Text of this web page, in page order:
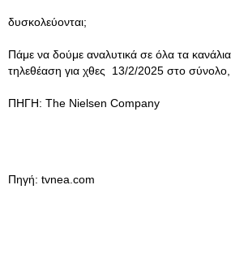
δυσκολεύονται;
Πάμε να δούμε αναλυτικά σε όλα τα
τηλεθέαση για χθες 13/2/2025 στο σύνολο,
ΠΗΓΗ: The Nielsen Company
Πηγή: tvnea.com